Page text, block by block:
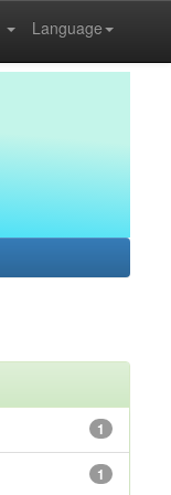
Language
1
1